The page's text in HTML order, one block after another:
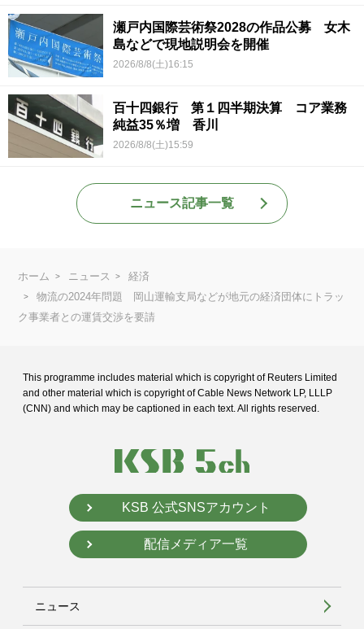
瀬戸内国際芸術祭2028の作品公募 女木
島などで現地説明会を開催
2026/8/8(土)16:15
百十四銀行 第１四半期決算 コア業務
純益35％増 香川
2026/8/8(土)15:59
ニュース記事一覧
ホーム ニュース
経済
物流の2024年問題 岡山運輸支局などが地元の経済団体にトラッ
ク事業者との運賃交渉を要請
This programme includes material which is copyright of Reuters Limited
and other material which is copyright of Cable News Network LP, LLLP
(CNN) and which may be captioned in each text. All rights reserved.
KSB 公式SNSアカウント
配信メディア一覧
ニュース